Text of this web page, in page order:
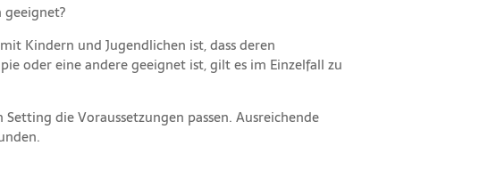
Kindern und Jugendlichen ist, dass deren
oder eine andere geeignet ist, gilt es im Einzelfall zu
die Voraussetzungen passen. Ausreichende